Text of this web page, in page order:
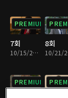
PREMIUM
7회
10/15/2023 • 1시간 7분
8회
PREMIUM